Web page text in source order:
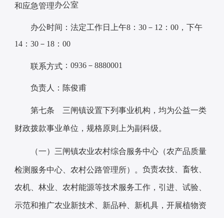
和应急管理办公室
办公时间：法定工作日上午8：30－12：00，下午
14：30－18：00
联系方式：0936－8880001
负责人：陈俊甫
第七条 三闸镇设置下列事业机构，均为公益一类
财政拨款事业单位，规格原则上为副科级。
（一） 三闸镇农业农村综合服务中心（农产品质量
检测服务中心、农村公路管理所）。 负责农技、畜牧、
农机、林业、农村能源等技术服务工作，引进、试验、
示范和推广农业新技术、新品种、新机具，开展植物资